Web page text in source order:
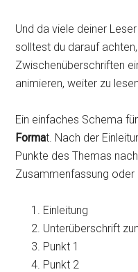
Und da viele deiner
solltest du darauf
Zwischenüberschriften
animieren, weiter zu lesen.
Ein einfaches Schema
Format. Nach der
Punkte des Themas
Zusammenfassung oder
Einleitung
Unterüberschrift
Punkt 1
Punkt 2